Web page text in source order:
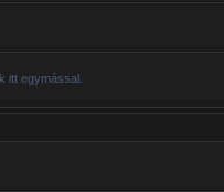
itt egymással.